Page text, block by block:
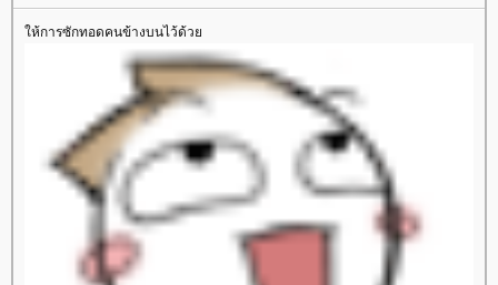
ห้การซักทอดคนข้างบนไว้ด้ว